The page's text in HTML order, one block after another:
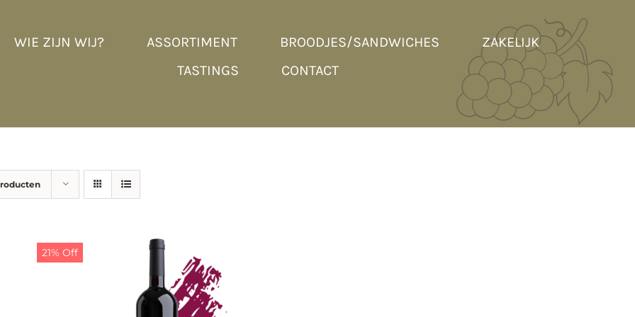
WIE ZIJN WIJ? ASSORTIMENT BROODJES/SANDWICHES
ZAKELIJK
TASTINGS
CONTACT
21% Off